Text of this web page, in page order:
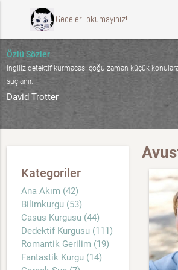
ccccci Geceleri okumayınız!..
Özlü Sözler
İngiliz detektif kurmacası çoğu zaman küçük
suçlanır.
David Trotter
Kategoriler
Ana Akım (42)
Bilimkurgu (53)
Casus Kurgusu (44)
Dedektif Kurgusu (111)
Romantik Gerilim (19)
Fantastik Kurgu (14)